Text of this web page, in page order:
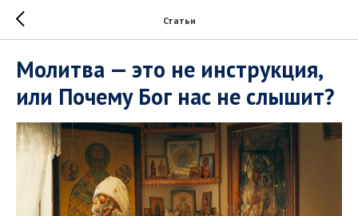
Статьи
Молитва — это не инструкция,
или Почему Бог нас не слышит?